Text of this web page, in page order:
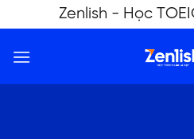
to
content
Zenlish - Học